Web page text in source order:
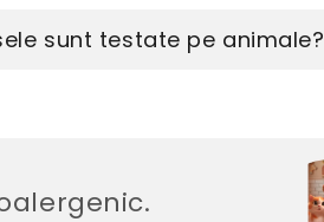
sunt testate pe animale?